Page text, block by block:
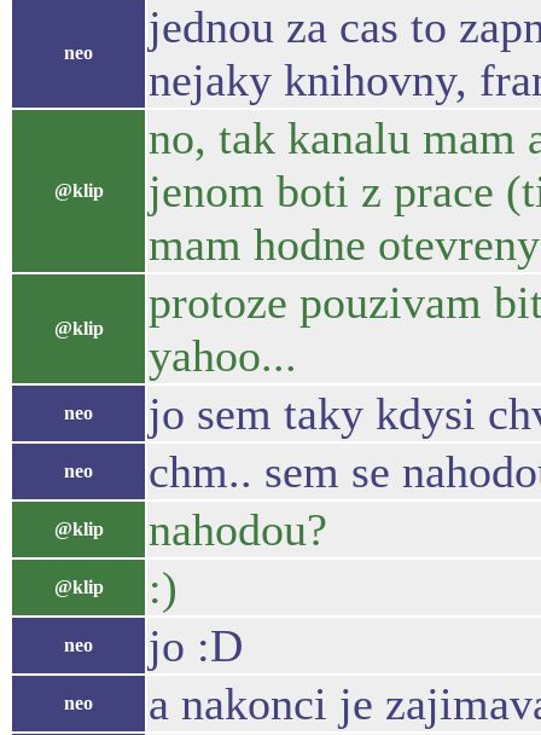
neo
jednou za cas to
nejaky knihovny,
@klip
no, tak kanalu mam
jenom boti z prace
mam hodne
@klip
protoze pouzivam
yahoo...
neo jo sem taky kdysi
neo chm.. sem se
@klip nahodou?
@klip :)
neo jo :D
neo a nakonci je